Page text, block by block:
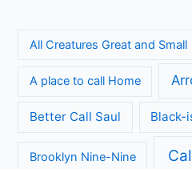
All Creatures Great and Small
A place to call Home
Better Call Saul Black-
Brooklyn Nine-Nine